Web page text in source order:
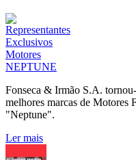
Fonseca & Irmão S.A.
melhores marcas de Motores
"Neptune".
Ler mais